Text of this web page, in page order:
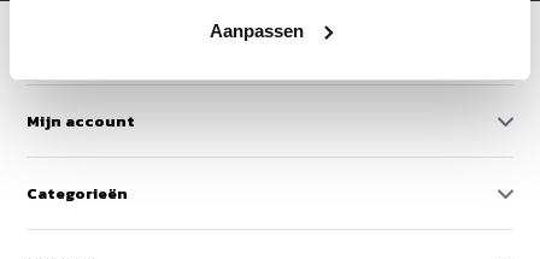
Aanpassen
Mijn account
Categorieën